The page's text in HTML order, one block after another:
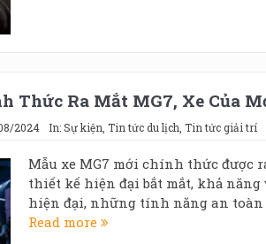
Thức Ra Mắt MG7, Xe Của
2024 In:Sự kiện Tin tức du lịch Tin tức giải trí
Mẫu xe MG7 mới chính thức được
thiết kế hiện đại bắt mắt, khả
hiện đại, những tính năng an toàn
Read more